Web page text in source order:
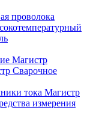
проволока
Магистр
Сварочное
тока Магистр
измерения